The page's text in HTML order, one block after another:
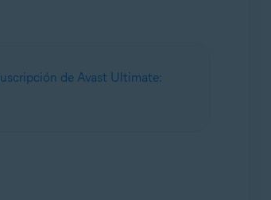
de Avast Ultimate: